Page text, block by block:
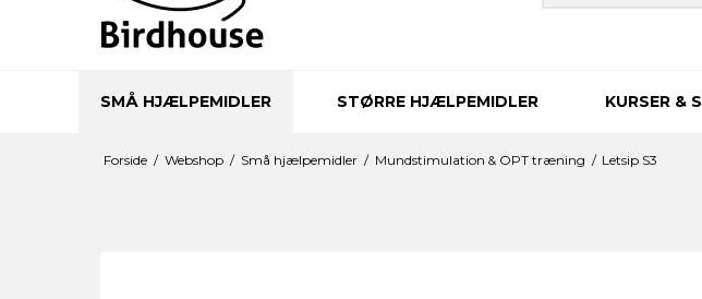
SMÅ HJÆLPEMIDLER STØRRE HJÆLPEMIDLER KURSER &
Forside / Webshop / Små hjælpemidler / Mundstimulation & OPT træning / Letsip S3